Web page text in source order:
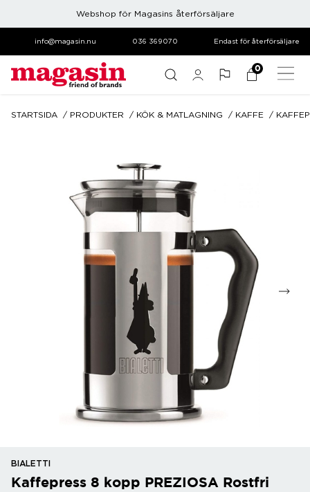
Webshop för Magasins återförsäljare
info@magasin.nu 036 369070 Endast för återförsäljare
0
STARTSIDA PRODUKTER KÖK & MATLAGNING KAFFE
BIALETTI
Kaffepress 8 kopp PREZIOSA Rostfri